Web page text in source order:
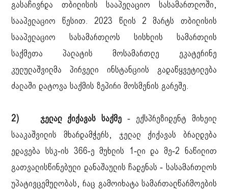
გასაჩივრდა თბილისის სააპელაციო სასამართლოში,
სააპელაციო წესით. 2023 წლის 2 მარტს თბილისის
სააპელაციო სასამართლოს სისხლის სამართლის
საქმეთა პალატის მოსამართლე ეკატერინე
კულულაშვილმა პირველი ინსტანციის გადაწყვეტილება
ძალაში დატოვა საქმის ზეპირი მოსმენის გარეშე.
2) ჯელალ ქიქავას საქმე - ექსპრეზიდენტ მიხეილ
სააკაშვილის მხარდამჭერს, ჯელალ ქიქავას ბრალდება
ედავება სსკ-ის 366-ე მუხლის 1-ლი და მე-2 ნაწილით
გათვალისწინებული დანაშაულის ჩადენას - სასამართლოს
უპატივცემულობას, რაც გამოიხატა სამართალწარმოების